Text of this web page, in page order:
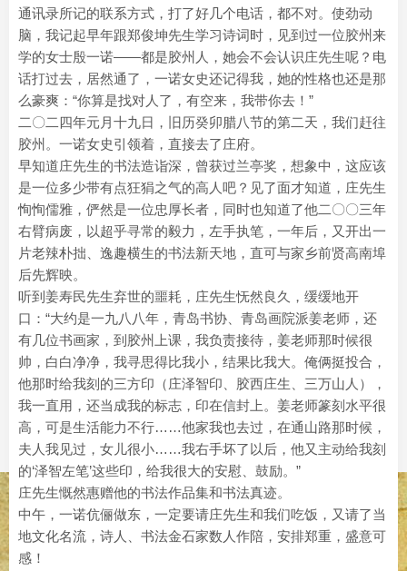
通讯录所记的联系方式，打了好几个电话，都不对。使劲动
脑，我记起早年跟郑俊坤先生学习诗词时，见到过一位胶州来
学的女士殷一诺——都是胶州人，她会不会认识庄先生呢？电
话打过去，居然通了，一诺女史还记得我，她的性格也还是那
么豪爽：“你算是找对人了，有空来，我带你去！”
二〇二四年元月十九日，旧历癸卯腊八节的第二天，我们赶往
胶州。一诺女史引领着，直接去了庄府。
早知道庄先生的书法造诣深，曾获过兰亭奖，想象中，这应该
是一位多少带有点狂狷之气的高人吧？见了面才知道，庄先生
恂恂儒雅，俨然是一位忠厚长者，同时也知道了他二〇〇三年
右臂病废，以超乎寻常的毅力，左手执笔，一年后，又开出一
片老辣朴拙、逸趣横生的书法新天地，直可与家乡前贤高南埠
后先辉映。
听到姜寿民先生弃世的噩耗，庄先生怃然良久，缓缓地开
口：“大约是一九八八年，青岛书协、青岛画院派姜老师，还
有几位书画家，到胶州上课，我负责接待，姜老师那时候很
帅，白白净净，我寻思得比我小，结果比我大。俺俩挺投合，
他那时给我刻的三方印（庄泽智印、胶西庄生、三万山人），
我一直用，还当成我的标志，印在信封上。姜老师篆刻水平很
高，可是生活能力不行……他家我也去过，在通山路那时候，
夫人我见过，女儿很小……我右手坏了以后，他又主动给我刻
的‘泽智左笔’这些印，给我很大的安慰、鼓励。”
庄先生慨然惠赠他的书法作品集和书法真迹。
中午，一诺伉俪做东，一定要请庄先生和我们吃饭，又请了当
地文化名流，诗人、书法金石家数人作陪，安排郑重，盛意可
感！